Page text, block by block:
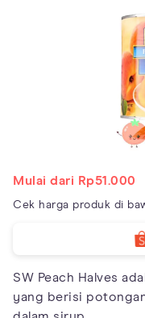
Mulai dari Rp51.000
Cek harga produk di
SW Peach Halves
yang berisi